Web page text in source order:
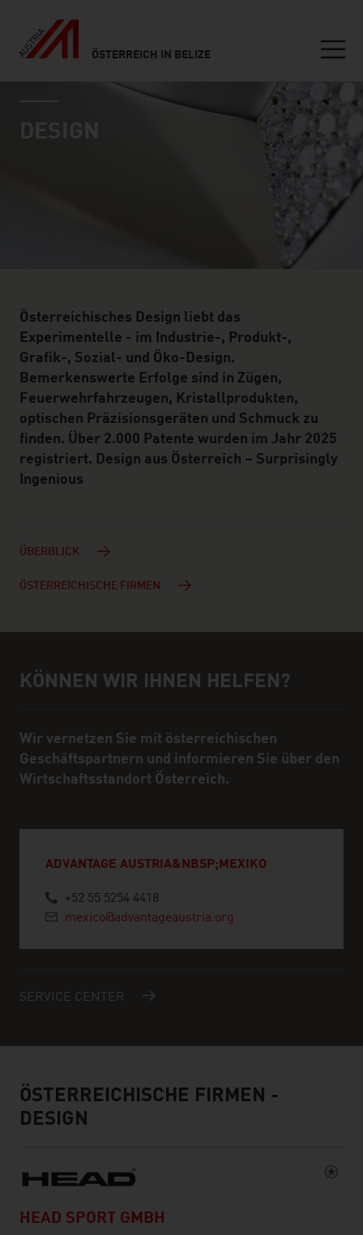
ÖSTERREICH IN BELIZE
DESIGN
Österreichisches Design liebt das
Experimentelle - im Industrie-, Produkt-,
Grafik-, Sozial- und Öko-Design.
Bemerkenswerte Erfolge sind in Zügen,
Feuerwehrfahrzeugen, Kristallprodukten,
optischen Präzisionsgeräten und Schmuck zu
finden. Über 2.000 Patente wurden im Jahr 2025
registriert. Design aus Österreich – Surprisingly
Ingenious
ÜBERBLICK
ÖSTERREICHISCHE FIRMEN
Hilfe und Ansprechpartner
KÖNNEN WIR IHNEN HELFEN?
Wir vernetzen Sie mit österreichischen
Geschäftspartnern und informieren Sie über den
Wirtschaftsstandort Österreich.
ADVANTAGE AUSTRIA&NBSP;MEXIKO
+52 55 5254 4418
mexico@advantageaustria.org
SERVICE CENTER
ÖSTERREICHISCHE FIRMEN -
DESIGN
HEAD SPORT GMBH